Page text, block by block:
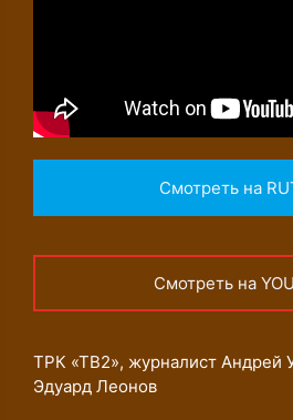
Смотреть на
Смотреть на
ТРК «ТВ2», журналист Андрей
Эдуард Леонов